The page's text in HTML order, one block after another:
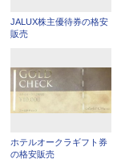
JALUX株主優待券の格安
販売
ホテルオークラギフト券
の格安販売